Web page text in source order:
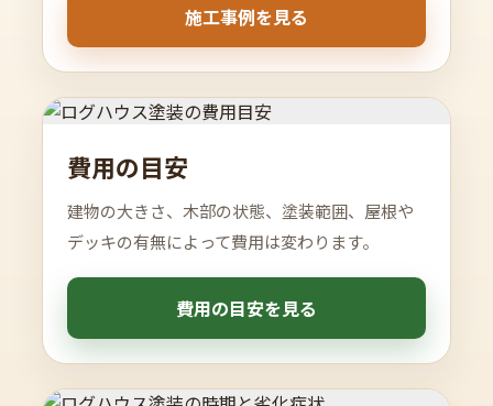
施工事例を見る
費用の目安
建物の大きさ、木部の状態、塗装範囲、屋根や
デッキの有無によって費用は変わります。
費用の目安を見る